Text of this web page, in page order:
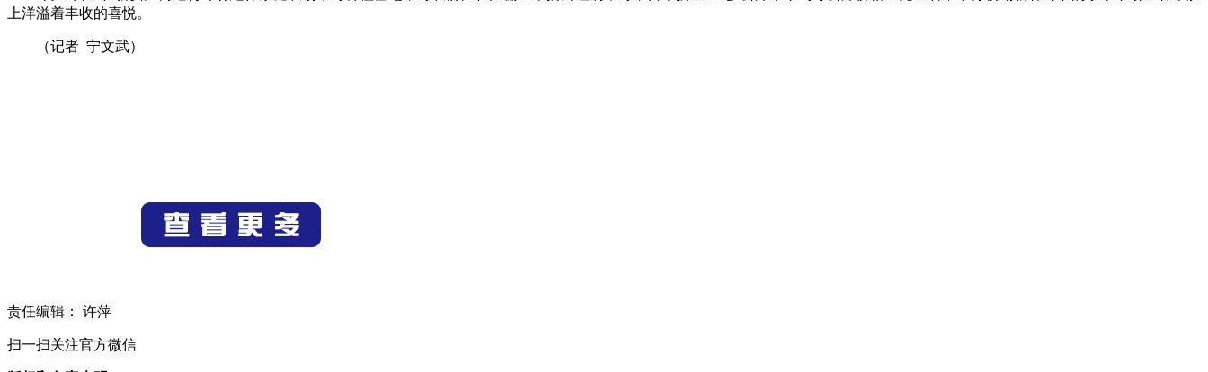
上洋溢着丰收的喜悦。
（记者 宁文武）
责任编辑： 许萍
扫一扫关注官方微信